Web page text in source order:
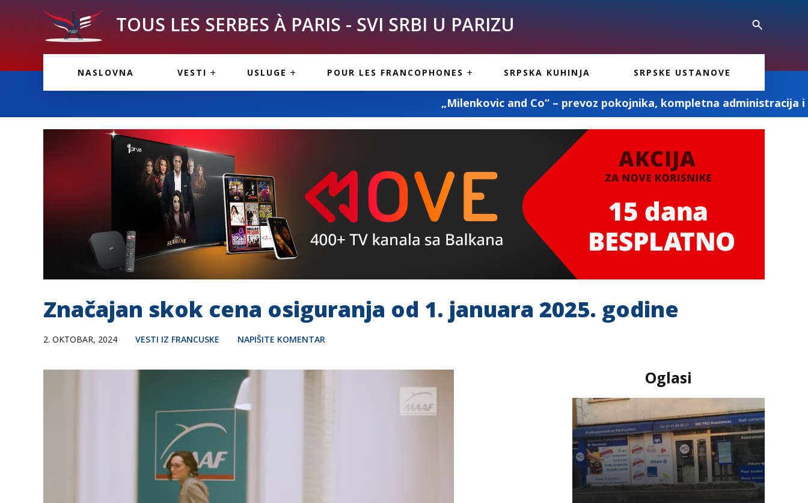
TOUS LES SERBES À PARIS - SVI SRBI U PARIZU
NASLOVNA VESTI USLUGE
INFORMACIJE
POUR LES FRANCOPHONES
PARIS
CUISINE SERBE
SRPSKA KUHINJA SRPSKE USTANOVE
„Milenkovic and Co“ – prevoz pokojnika, kompletna administracija i ostale pogrebne
Značajan skok cena osiguranja od 1. januara 2025. godine
2. OKTOBAR, 2024 VESTI IZ FRANCUSKE NAPIŠITE KOMENTAR
Oglasi